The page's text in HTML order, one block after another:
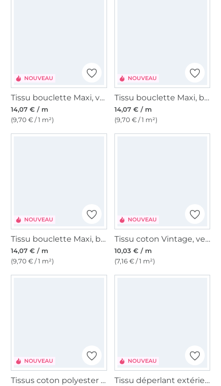
NOUVEAU
Tissu bouclette Maxi, vert bouteille
14,07 € / m
(9,70 € / 1 m²)
NOUVEAU
Tissu bouclette Maxi, bleu foncé profond
14,07 € / m
(9,70 € / 1 m²)
NOUVEAU
Tissu bouclette Maxi, baie
14,07 € / m
(9,70 € / 1 m²)
NOUVEAU
Tissu coton Vintage, vert foncé
10,03 € / m
(7,16 € / 1 m²)
NOUVEAU
Tissus coton polyester seersucker à carreaux mini, bleu/rose
NOUVEAU
Tissu déperlant extérieur léger Léopard Digital, blanc cassé